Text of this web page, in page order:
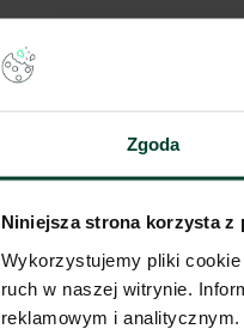
Zgoda
Niniejsza strona korzysta z
Wykorzystujemy pliki
ruch w naszej witrynie.
reklamowym i
Dla samego